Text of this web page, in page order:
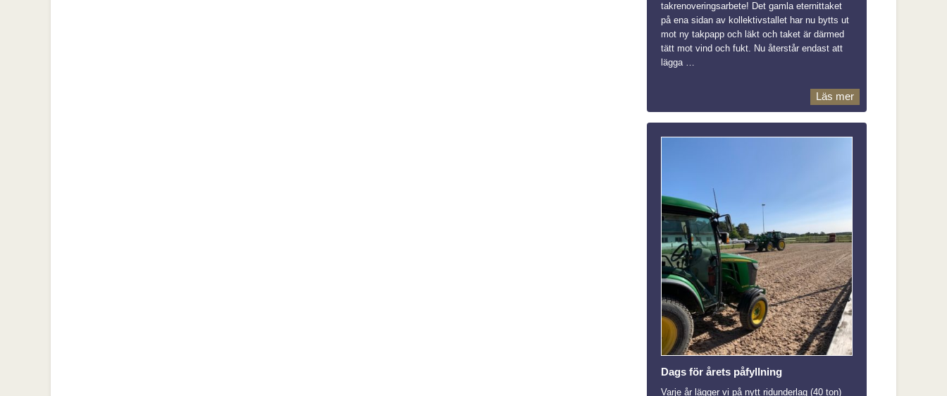
takrenoveringsarbete! Det gamla eternittaket
på ena sidan av kollektivstallet har nu bytts ut
mot ny takpapp och läkt och taket är därmed
tätt mot vind och fukt. Nu återstår endast att
lägga …
Läs mer
Dags för årets påfyllning
Varje år lägger vi på nytt ridunderlag (40 ton)